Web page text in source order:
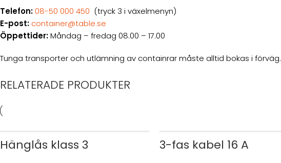
Telefon:08-50 000 450 (tryck 3 i växelmenyn)
E-post: container@table.se
Öppettider:Måndag – fredag 08.00 – 17.00
Tunga transporter och utlämning av containrar måste alltid bokas i förväg.
RELATERADE PRODUKTER
Hänglås klass 3 3-fas kabel 16 A